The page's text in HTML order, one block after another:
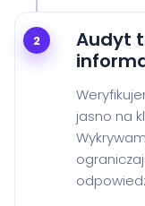
2
Audyt
jasno na